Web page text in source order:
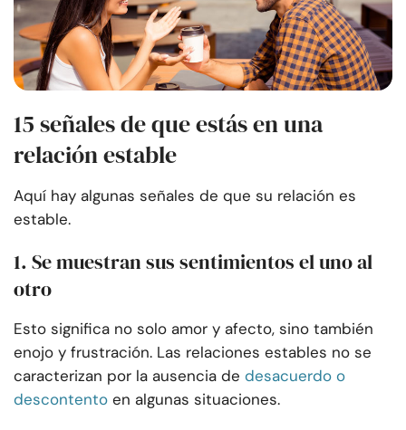
15 señales de que estás en una
relación estable
Aquí hay algunas señales de que su relación es
estable.
1. Se muestran sus sentimientos el uno al
otro
Esto significa no solo amor y afecto, sino también
enojo y frustración. Las relaciones estables no se
caracterizan por la ausencia de desacuerdo o
descontento en algunas situaciones.